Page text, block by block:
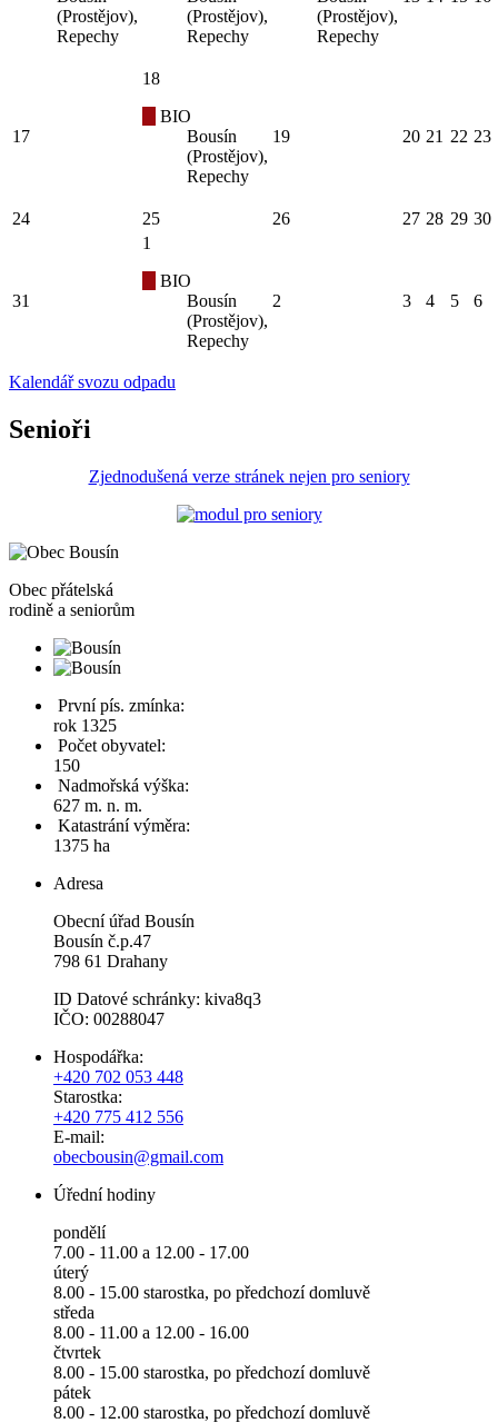
(Prostějov),
Repechy
(Prostějov),
Repechy
(Prostějov),
Repechy
17
18
BIO
Bousín
(Prostějov),
Repechy
19 20 21 22 23
24 25 26 27 28 29 30
31
1
BIO
Bousín
(Prostějov),
Repechy
2 3 4 5 6
Kalendář svozu odpadu
Senioři
Zjednodušená verze stránek nejen pro seniory
Obec přátelská
rodině a seniorům
První pís. zmínka:
rok 1325
Počet obyvatel:
150
Nadmořská výška:
627 m. n. m.
Katastrání výměra:
1375 ha
Adresa
Obecní úřad Bousín
Bousín č.p.47
798 61 Drahany
ID Datové schránky: kiva8q3
IČO: 00288047
Hospodářka:
+420 702 053 448
Starostka:
+420 775 412 556
E-mail:
obecbousin@gmail.com
Úřední hodiny
pondělí
7.00 - 11.00 a 12.00 - 17.00
úterý
8.00 - 15.00 starostka, po předchozí domluvě
středa
8.00 - 11.00 a 12.00 - 16.00
čtvrtek
8.00 - 15.00 starostka, po předchozí domluvě
pátek
8.00 - 12.00 starostka, po předchozí domluvě